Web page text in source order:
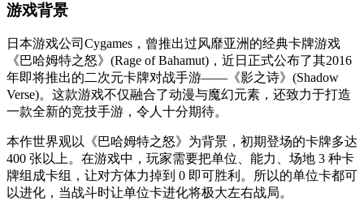
游戏背景
日本游戏公司Cygames，曾推出过风靡亚洲的经典卡牌游戏
《巴哈姆特之怒》(Rage of Bahamut)，近日正式公布了其2016
年即将推出的二次元卡牌对战手游——《影之诗》(Shadow
Verse)。这款游戏不仅融合了动漫与魔幻元素，还致力于打造
一款全新的竞技手游，令人十分期待。
本作世界观以《巴哈姆特之怒》为背景，初期登场的卡牌多达
400 张以上。在游戏中，玩家需要把单位、能力、场地 3 种卡
牌组成卡组，让对方体力掉到 0 即可胜利。所以的单位卡都可
以进化，当战斗时让单位卡进化将极大左右战局。